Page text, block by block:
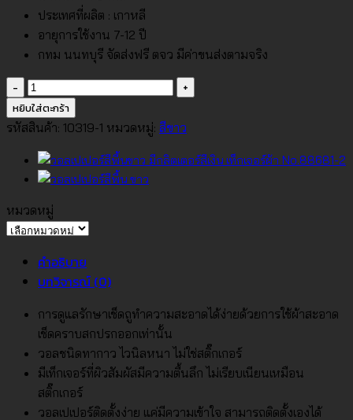
ประเทศที่ผลิต : เกาหลี
อายุการใช้งาน 7-12 ปี
กทม นนทบุรี จัดส่งฟรี ตจว มีค่าขนส่งตามจริง
จำนวน
วอลเปเปอร์
สี
ขาว
No.10319-
1
ชิ้น
หยิบใส่ตะกร้า
รหัสสินค้า: 10319-1 หมวดหมู่: สีขาว
หมวดหมู่
หมวด
คำอธิบาย
บทวิจารณ์ (0)
การดูแลรักษาเช็ดถูทำความสะอาดได้ง่ายด้วยการใช้ผ้าสะอาด
เช็ดคราบสกปรกออกเท่านั้น
วอลชนิดทากาว ไวนิลหนา ไม่ใช่สติ๊กเกอร์
มีเท็กเจอร์ที่ผิวสัมผัสมีความตื้นลึก ไม่เรียบเนียนเหมือน
สติ๊กเกอร์
วอลเปเปอร์ติดตั้งง่าย แค่มีความเข้าใจ สามารถติดตั้งเองได้